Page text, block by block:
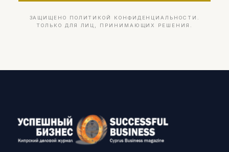
ЗАЩИЩЕНО ПОЛИТИКОЙ КОНФИДЕНЦИАЛЬНОСТИ.
ТОЛЬКО ДЛЯ ЛИЦ, ПРИНИМАЮЩИХ РЕШЕНИЯ.